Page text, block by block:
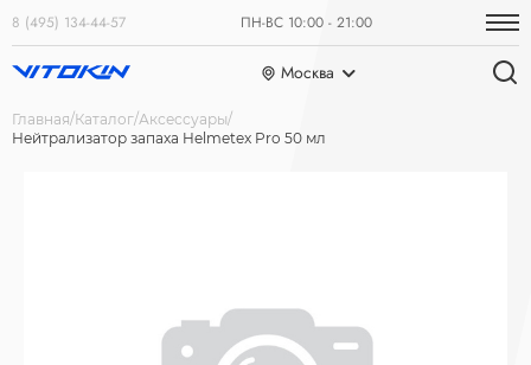
8 (495) 134-44-57 ПН-ВС 10:00 - 21:00
Москва
Главная Каталог Аксессуары
Нейтрализатор запаха Helmetex Pro 50 мл